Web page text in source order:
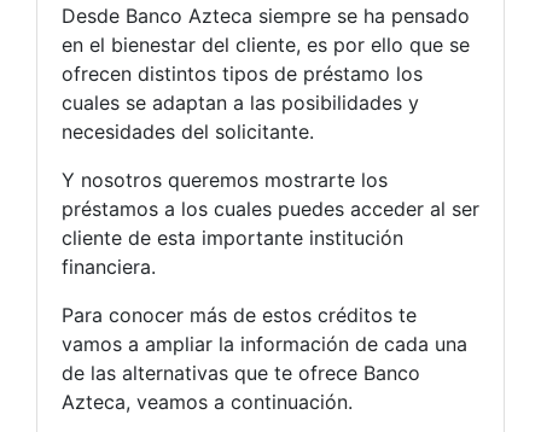
Desde Banco Azteca siempre se ha pensado
en el bienestar del cliente, es por ello que se
ofrecen distintos tipos de préstamo los
cuales se adaptan a las posibilidades y
necesidades del solicitante.
Y nosotros queremos mostrarte los
préstamos a los cuales puedes acceder al ser
cliente de esta importante institución
financiera.
Para conocer más de estos créditos te
vamos a ampliar la información de cada una
de las alternativas que te ofrece Banco
Azteca, veamos a continuación.